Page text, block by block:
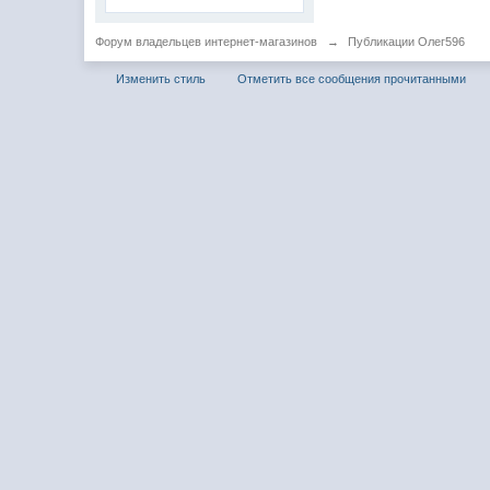
Форум владельцев интернет-магазинов → Публикации Олег596
Изменить стиль Отметить все сообщения прочитанными